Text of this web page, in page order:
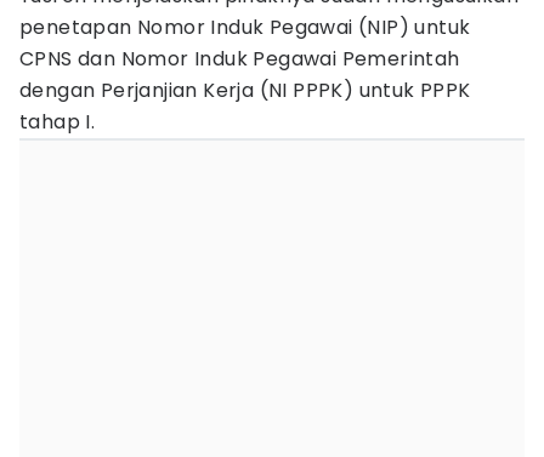
penetapan Nomor Induk Pegawai (NIP) untuk
CPNS dan Nomor Induk Pegawai Pemerintah
dengan Perjanjian Kerja (NI PPPK) untuk PPPK
tahap I.